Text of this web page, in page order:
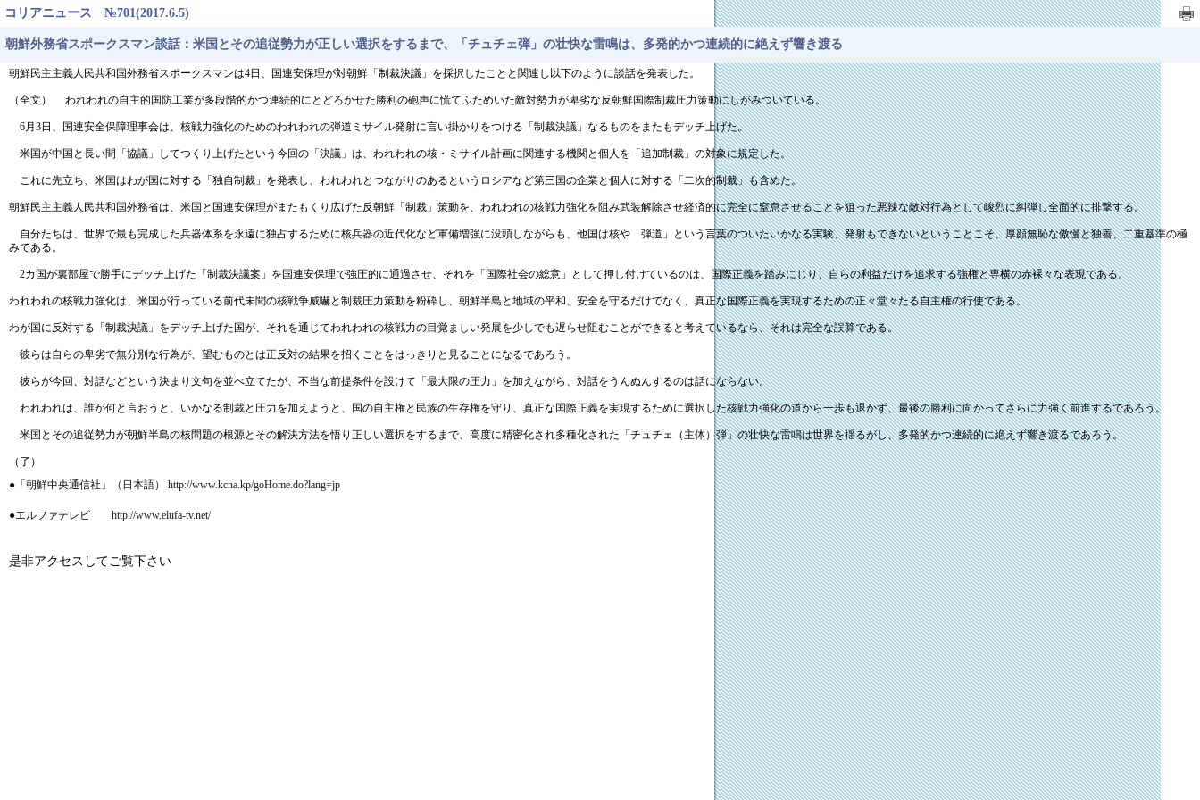
コリアニュース №701(2017.6.5)
朝鮮外務省スポークスマン談話：米国とその追従勢力が正しい選択をするまで、「チュチェ弾」の壮快な雷鳴は、多発的かつ連続的に絶えず響き渡る
朝鮮民主主義人民共和国外務省スポークスマンは4日、国連安保理が対朝鮮「制裁決議」を採択したことと関連し以下のように談話を発表した。
（全文） われわれの自主的国防工業が多段階的かつ連続的にとどろかせた勝利の砲声に慌てふためいた敵対勢力が卑劣な反朝鮮国際制裁圧力策動にしがみついている。
6月3日、国連安全保障理事会は、核戦力強化のためのわれわれの弾道ミサイル発射に言い掛かりをつける「制裁決議」なるものをまたもデッチ上げた。
米国が中国と長い間「協議」してつくり上げたという今回の「決議」は、われわれの核・ミサイル計画に関連する機関と個人を「追加制裁」の対象に規定した。
これに先立ち、米国はわが国に対する「独自制裁」を発表し、われわれとつながりのあるというロシアなど第三国の企業と個人に対する「二次的制裁」も含めた。
朝鮮民主主義人民共和国外務省は、米国と国連安保理がまたもくり広げた反朝鮮「制裁」策動を、われわれの核戦力強化を阻み武装解除させ経済的に完全に窒息させることを狙った悪辣な敵対行為として峻烈に糾弾し全面的に排撃する。
自分たちは、世界で最も完成した兵器体系を永遠に独占するために核兵器の近代化など軍備増強に没頭しながらも、他国は核や「弾道」という言葉のついたいかなる実験、発射もできないということこそ、厚顔無恥な傲慢と独善、二重基準の極
みである。
2カ国が裏部屋で勝手にデッチ上げた「制裁決議案」を国連安保理で強圧的に通過させ、それを「国際社会の総意」として押し付けているのは、国際正義を踏みにじり、自らの利益だけを追求する強権と専横の赤裸々な表現である。
われわれの核戦力強化は、米国が行っている前代未聞の核戦争威嚇と制裁圧力策動を粉砕し、朝鮮半島と地域の平和、安全を守るだけでなく、真正な国際正義を実現するための正々堂々たる自主権の行使である。
わが国に反対する「制裁決議」をデッチ上げた国が、それを通じてわれわれの核戦力の目覚ましい発展を少しでも遅らせ阻むことができると考えているなら、それは完全な誤算である。
彼らは自らの卑劣で無分別な行為が、望むものとは正反対の結果を招くことをはっきりと見ることになるであろう。
彼らが今回、対話などという決まり文句を並べ立てたが、不当な前提条件を設けて「最大限の圧力」を加えながら、対話をうんぬんするのは話にならない。
われわれは、誰が何と言おうと、いかなる制裁と圧力を加えようと、国の自主権と民族の生存権を守り、真正な国際正義を実現するために選択した核戦力強化の道から一歩も退かず、最後の勝利に向かってさらに力強く前進するであろう。
米国とその追従勢力が朝鮮半島の核問題の根源とその解決方法を悟り正しい選択をするまで、高度に精密化され多種化された「チュチェ（主体）弾」の壮快な雷鳴は世界を揺るがし、多発的かつ連続的に絶えず響き渡るであろう。
（了）
●「朝鮮中央通信社」（日本語） http://www.kcna.kp/goHome.do?lang=jp
●エルファテレビ http://www.elufa-tv.net/
是非アクセスしてご覧下さい